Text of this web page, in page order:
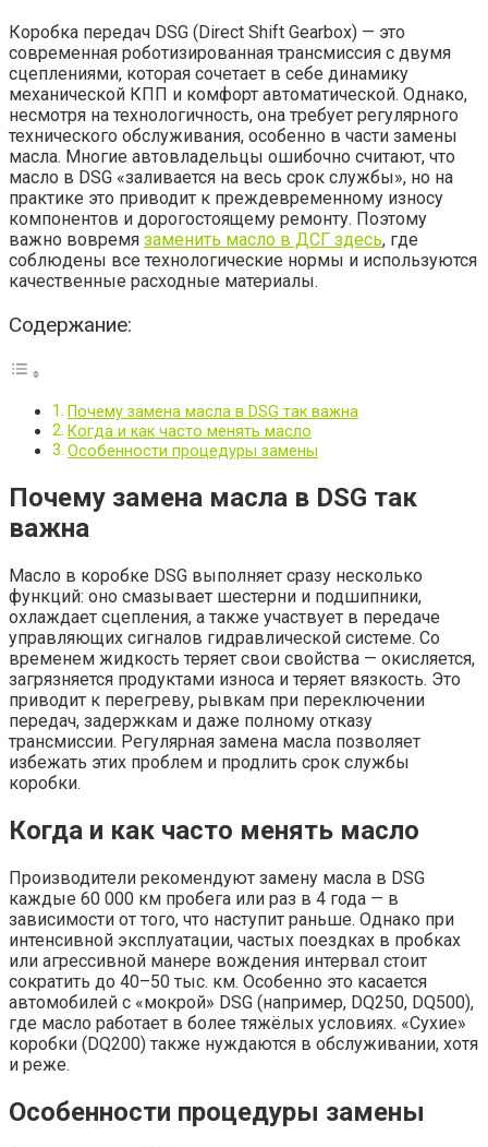
Коробка передач DSG (Direct Shift Gearbox) — это
современная роботизированная трансмиссия с двумя
сцеплениями, которая сочетает в себе динамику
механической КПП и комфорт автоматической. Однако,
несмотря на технологичность, она требует регулярного
технического обслуживания, особенно в части замены
масла. Многие автовладельцы ошибочно считают, что
масло в DSG «заливается на весь срок службы», но на
практике это приводит к преждевременному износу
компонентов и дорогостоящему ремонту. Поэтому
важно вовремя заменить масло в ДСГ здесь, где
соблюдены все технологические нормы и используются
качественные расходные материалы.
Содержание:
Почему замена масла в DSG так важна
Когда и как часто менять масло
Особенности процедуры замены
Почему замена масла в DSG так
важна
Масло в коробке DSG выполняет сразу несколько
функций: оно смазывает шестерни и подшипники,
охлаждает сцепления, а также участвует в передаче
управляющих сигналов гидравлической системе. Со
временем жидкость теряет свои свойства — окисляется,
загрязняется продуктами износа и теряет вязкость. Это
приводит к перегреву, рывкам при переключении
передач, задержкам и даже полному отказу
трансмиссии. Регулярная замена масла позволяет
избежать этих проблем и продлить срок службы
коробки.
Когда и как часто менять масло
Производители рекомендуют замену масла в DSG
каждые 60 000 км пробега или раз в 4 года — в
зависимости от того, что наступит раньше. Однако при
интенсивной эксплуатации, частых поездках в пробках
или агрессивной манере вождения интервал стоит
сократить до 40–50 тыс. км. Особенно это касается
автомобилей с «мокрой» DSG (например, DQ250, DQ500),
где масло работает в более тяжёлых условиях. «Сухие»
коробки (DQ200) также нуждаются в обслуживании, хотя
и реже.
Особенности процедуры замены